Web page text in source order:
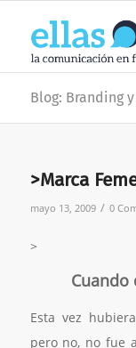
Blog: Branding
>Marca
mayo 13, 2009 / 0
>
Esta vez
pero no, no fue